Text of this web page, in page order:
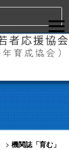
> 機関誌「育む」